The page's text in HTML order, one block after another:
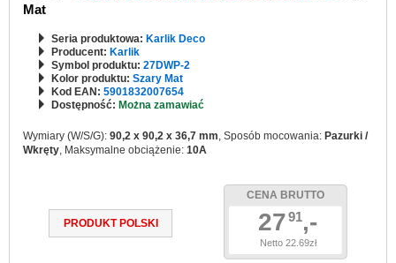
Mat
Seria produktowa: Karlik Deco
Producent: Karlik
Symbol produktu: 27DWP-2
Kolor produktu: Szary Mat
Kod EAN: 5901832007654
Dostępność: Można zamawiać
Wymiary (W/S/G): 90,2 x 90,2 x 36,7 mm, Sposób mocowania: Pazurki /
Wkręty, Maksymalne obciążenie: 10A
PRODUKT POLSKI
CENA BRUTTO
2791,-
Netto 22.69zł